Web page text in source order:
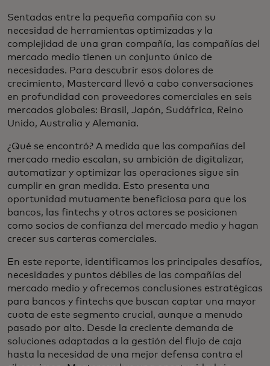
Sentadas entre la pequeña compañía con su
necesidad de herramientas optimizadas y la
complejidad de una gran compañía, las compañías del
mercado medio tienen un conjunto único de
necesidades. Para descubrir esos dolores de
crecimiento, Mastercard llevó a cabo conversaciones
en profundidad con proveedores comerciales en seis
mercados globales: Brasil, Japón, Sudáfrica, Reino
Unido, Australia y Alemania.
¿Qué se encontró? A medida que las compañías del
mercado medio escalan, su ambición de digitalizar,
automatizar y optimizar las operaciones sigue sin
cumplir en gran medida. Esto presenta una
oportunidad mutuamente beneficiosa para que los
bancos, las fintechs y otros actores se posicionen
como socios de confianza del mercado medio y hagan
crecer sus carteras comerciales.
En este reporte, identificamos los principales desafíos,
necesidades y puntos débiles de las compañías del
mercado medio y ofrecemos conclusiones estratégicas
para bancos y fintechs que buscan captar una mayor
cuota de este segmento crucial, aunque a menudo
pasado por alto. Desde la creciente demanda de
soluciones adaptadas a la gestión del flujo de caja
hasta la necesidad de una mejor defensa contra el